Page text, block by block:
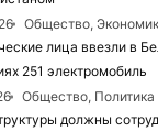
Общество,
лица ввезли в
251 электромобиль
Общество, Политика
должны